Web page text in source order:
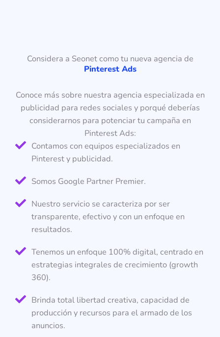
Considera a Seonet como tu nueva agencia de
Pinterest Ads
Conoce más sobre nuestra agencia especializada en
publicidad para redes sociales y porqué deberías
considerarnos para potenciar tu campaña en
Pinterest Ads:
Contamos con equipos especializados en
Pinterest y publicidad.
Somos Google Partner Premier.
Nuestro servicio se caracteriza por ser
transparente, efectivo y con un enfoque en
resultados.
Tenemos un enfoque 100% digital, centrado en
estrategias integrales de crecimiento (growth
360).
Brinda total libertad creativa, capacidad de
producción y recursos para el armado de los
anuncios.